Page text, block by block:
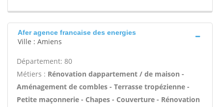
Afer agence francaise des energies
Ville : Amiens
Département: 80
Métiers : Rénovation dappartement / de maison -
Aménagement de combles - Terrasse tropézienne -
Petite maçonnerie - Chapes - Couverture - Rénovation